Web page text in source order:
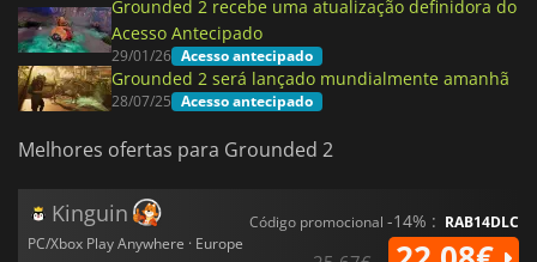
Grounded 2 recebe uma atualização definidora do
Acesso Antecipado
29/01/26 Acesso antecipado
Grounded 2 será lançado mundialmente amanhã
28/07/25 Acesso antecipado
Melhores ofertas para Grounded 2
Kinguin
PC/Xbox Play Anywhere · Europe
Código promocional -14% : RAB14DLC